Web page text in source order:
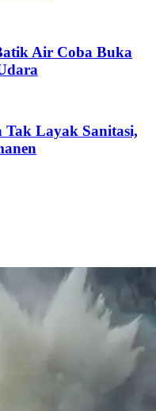
Air Coba Buka
Layak Sanitasi,